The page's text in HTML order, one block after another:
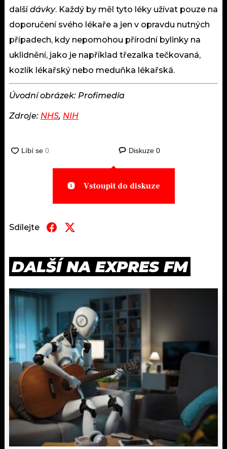
dalšídávky. Každý by měl tyto léky užívat pouze na
doporučení svého lékaře a jen v opravdu nutných
případech, kdy nepomohou přírodní bylinky na
uklidnění, jako je například třezalka tečkovaná,
kozlík lékařský nebo meduňka lékařská.
Úvodní obrázek: Profimedia
Zdroje: NHS, NIH
Diskuze 0
Vstoupit do diskuze
Sdílejte
DALŠÍ NA EXPRES FM